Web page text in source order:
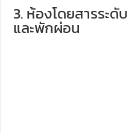
3. ห้องโดยสารระ
และพักผ่อน